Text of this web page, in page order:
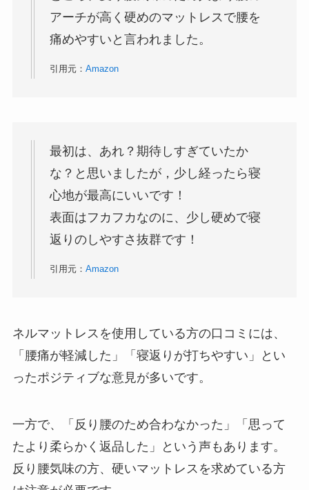
アーチが高く硬めのマットレスで腰を
痛めやすいと言われました。
引用元： Amazon
最初は、あれ？期待しすぎていたか
な？と思いましたが，少し経ったら寝
心地が最高にいいです！
表面はフカフカなのに、少し硬めで寝
返りのしやすさ抜群です！
引用元： Amazon
ネルマットレスを使用している方の口コミには、
「腰痛が軽減した」「寝返りが打ちやすい」とい
ったポジティブな意見が多いです。
一方で、「反り腰のため合わなかった」「思って
たより柔らかく返品した」という声もあります。
反り腰気味の方、硬いマットレスを求めている方